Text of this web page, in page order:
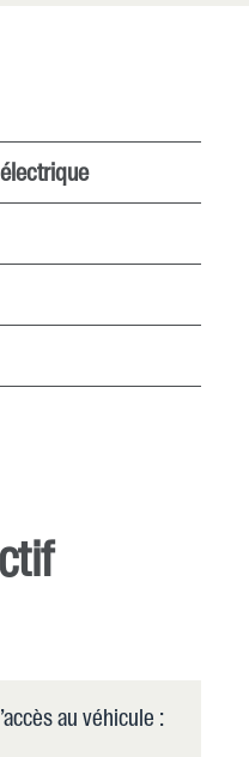
au véhicule :